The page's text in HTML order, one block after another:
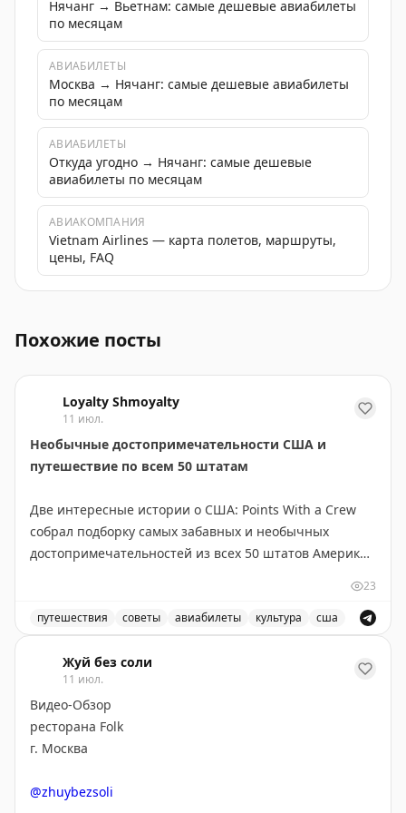
Нячанг → Вьетнам: самые дешевые авиабилеты
по месяцам
АВИАБИЛЕТЫ
Москва → Нячанг: самые дешевые авиабилеты
по месяцам
АВИАБИЛЕТЫ
Откуда угодно → Нячанг: самые дешевые
авиабилеты по месяцам
АВИАКОМПАНИЯ
Vietnam Airlines — карта полетов, маршруты,
цены, FAQ
Похожие посты
Loyalty Shmoyalty
11 июл.
Необычные достопримечательности США и
путешествие по всем 50 штатам
Две интересные истории о США: Points With a Crew
собрал подборку самых забавных и необычных
достопримечательностей из всех 50 штатов Америки.
огромной синей статуи мустанга у аэропорта Денвера
и парка Big Bone Lick в Кентукки.
В то же время австралийский путешественник Wild
About Travel завершил амбициозный проект —
посетил все 50 штатов США за 35 лет. Его
путешествие началось с Гавайев и завершилось на
Гуаме, Пуэрто-Рико и на Виргинских островах. Среди
23
путешествия советы авиабилеты культура сша
Жуй без соли
11 июл.
Видео-Обзор
ресторана Folk
г. Москва
@zhuybezsoli